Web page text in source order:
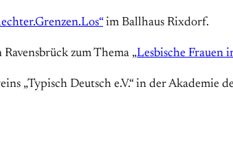
im Ballhaus Rixdorf.
zum Thema „Lesbische Frauen
„Typisch Deutsch e.V.“ in der